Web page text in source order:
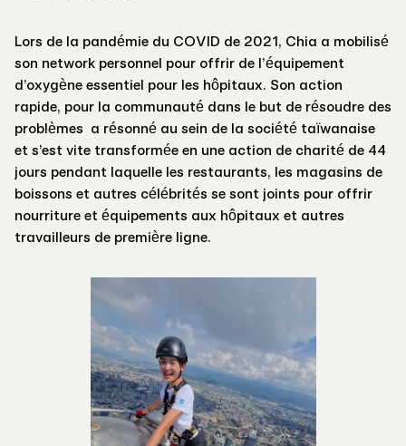
Lors de la pandémie du COVID de 2021, Chia a mobilisé
son network personnel pour offrir de l’équipement
d’oxygène essentiel pour les hôpitaux. Son action
rapide, pour la communauté dans le but de résoudre des
problèmes a résonné au sein de la société taïwanaise
et s’est vite transformée en une action de charité de 44
jours pendant laquelle les restaurants, les magasins de
boissons et autres célébrités se sont joints pour offrir
nourriture et équipements aux hôpitaux et autres
travailleurs de première ligne.